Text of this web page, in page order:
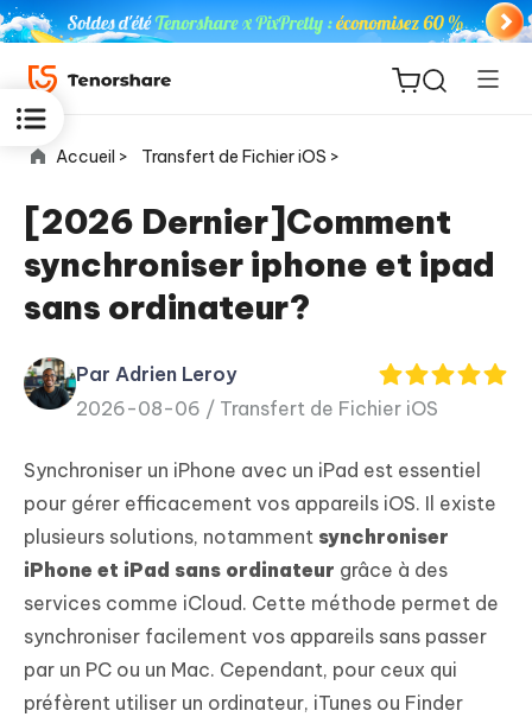
for iOS
PDNob
PDF
New
iAnyGo
Accueil > Transfert de Fichier iOS >
[2026 Dernier]Comment
synchroniser iphone et ipad
sans ordinateur?
Par Adrien Leroy
2026-08-06 / Transfert de Fichier iOS
Synchroniser un iPhone avec un iPad est essentiel
pour gérer efficacement vos appareils iOS. Il existe
plusieurs solutions, notamment synchroniser
iPhone et iPad sans ordinateur grâce à des
services comme iCloud. Cette méthode permet de
synchroniser facilement vos appareils sans passer
par un PC ou un Mac. Cependant, pour ceux qui
préfèrent utiliser un ordinateur, iTunes ou Finder